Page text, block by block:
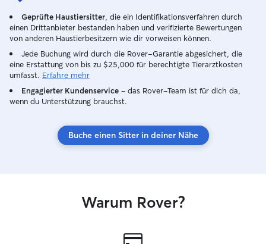
Geprüfte Haustiersitter , die ein Identifikationsverfahren durch
einen Drittanbieter bestanden haben und verifizierte Bewertungen
von anderen Haustierbesitzern wie dir vorweisen können.
Jede Buchung wird durch die Rover-Garantie abgesichert, die
eine Erstattung von bis zu $25,000 für berechtigte Tierarztkosten
umfasst. Erfahre mehr
Engagierter Kundenservice – das Rover-Team ist für dich da,
wenn du Unterstützung brauchst.
Buche einen Sitter in deiner Nähe
Warum Rover?